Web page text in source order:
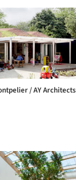
/ AY Architects